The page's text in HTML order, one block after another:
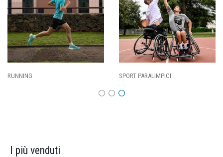
RUNNING SPORT PARALIMPICI
I più venduti